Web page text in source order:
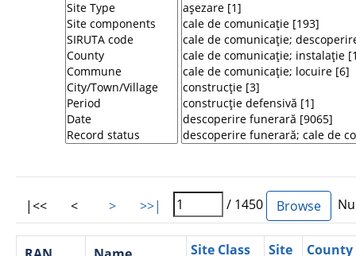
|<< < > >>| / 1450
Site Class
Site
County